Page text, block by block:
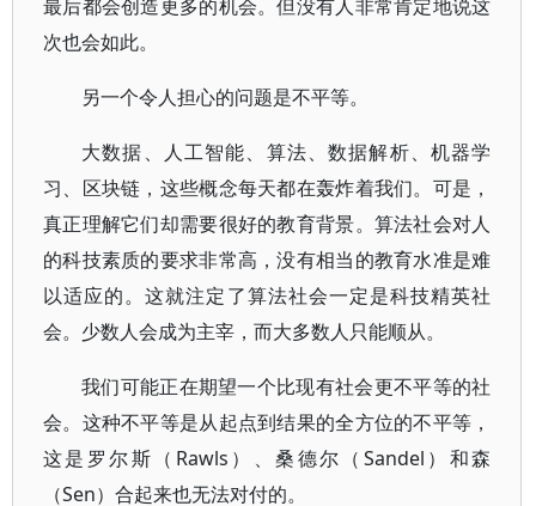
最后都会创造更多的机会。但没有人非常肯定地说这
次也会如此。
另一个令人担心的问题是不平等。
大数据、人工智能、算法、数据解析、机器学
习、区块链，这些概念每天都在轰炸着我们。可是，
真正理解它们却需要很好的教育背景。算法社会对人
的科技素质的要求非常高，没有相当的教育水准是难
以适应的。这就注定了算法社会一定是科技精英社
会。少数人会成为主宰，而大多数人只能顺从。
我们可能正在期望一个比现有社会更不平等的社
会。这种不平等是从起点到结果的全方位的不平等，
这是罗尔斯（Rawls）、桑德尔（Sandel）和森
（Sen）合起来也无法对付的。